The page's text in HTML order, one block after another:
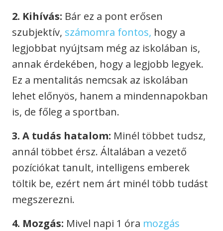
2. Kihívás: Bár ez a pont erősen
szubjektív, számomra fontos, hogy a
legjobbat nyújtsam még az iskolában is,
annak érdekében, hogy a legjobb legyek.
Ez a mentalitás nemcsak az iskolában
lehet előnyös, hanem a mindennapokban
is, de főleg a sportban.
3. A tudás hatalom: Minél többet tudsz,
annál többet érsz. Általában a vezető
pozíciókat tanult, intelligens emberek
töltik be, ezért nem árt minél több tudást
megszerezni.
4. Mozgás: Mivel napi 1 óra mozgás